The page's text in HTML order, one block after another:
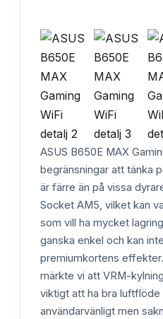
ASUS B650E MAX
begränsningar att tänka
är färre än på vissa
Socket AM5, vilket kan
som vill ha mycket
ganska enkel och kan
premiumkortens
märkte vi att VRM-
viktigt att ha bra luftflöde
användarvänligt men